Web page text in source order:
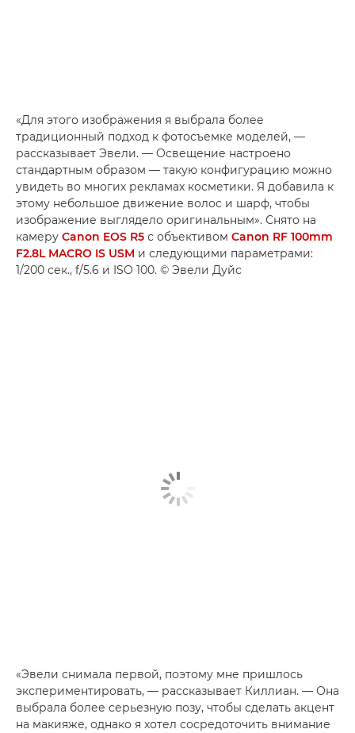
«Для этого изображения я выбрала более
традиционный подход к фотосъемке моделей, —
рассказывает Эвели. — Освещение настроено
стандартным образом — такую конфигурацию можно
увидеть во многих рекламах косметики. Я добавила к
этому небольшое движение волос и шарф, чтобы
изображение выглядело оригинальным». Снято на
камеру Canon EOS R5 с объективом Canon RF 100mm
F2.8L MACRO IS USM и следующими параметрами:
1/200 сек., f/5.6 и ISO 100. © Эвели Дуйс
«Эвели снимала первой, поэтому мне пришлось
экспериментировать, — рассказывает Киллиан. — Она
выбрала более серьезную позу, чтобы сделать акцент
на макияже, однако я хотел сосредоточить внимание